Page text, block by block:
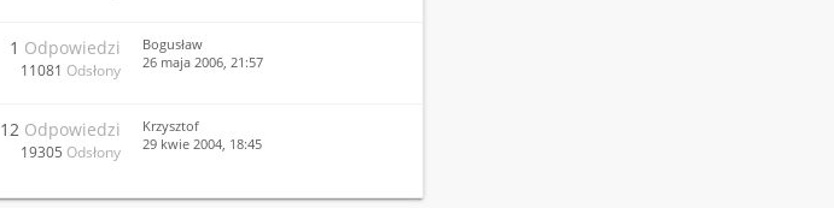
1 Odpowiedzi
11081 Odsłony
Bogusław
26 maja 2006, 21:57
12 Odpowiedzi
19305 Odsłony
Krzysztof
29 kwie 2004, 18:45